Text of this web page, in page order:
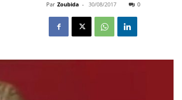
Par Zoubida - 30/08/2017 0